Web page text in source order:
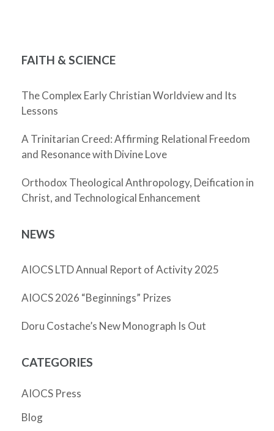
FAITH & SCIENCE
The Complex Early Christian Worldview and Its
Lessons
A Trinitarian Creed: Affirming Relational Freedom
and Resonance with Divine Love
Orthodox Theological Anthropology, Deification in
Christ, and Technological Enhancement
NEWS
AIOCS LTD Annual Report of Activity 2025
AIOCS 2026 “Beginnings” Prizes
Doru Costache’s New Monograph Is Out
CATEGORIES
AIOCS Press
Blog